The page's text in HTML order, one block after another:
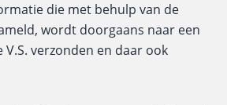
die met behulp van de
wordt doorgaans naar een
V.S. verzonden en daar ook